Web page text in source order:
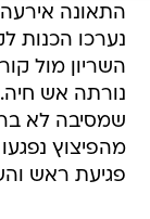
התאונה אירעה
השריון מול
נורתה אש
שמסיבה לא
מהפיצוץ
פגיעת ראש